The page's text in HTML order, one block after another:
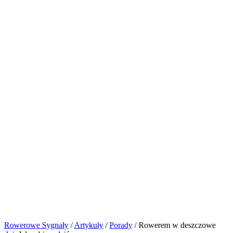
Rowerowe Sygnały /Artykuły /Porady /Rowerem w deszczowe